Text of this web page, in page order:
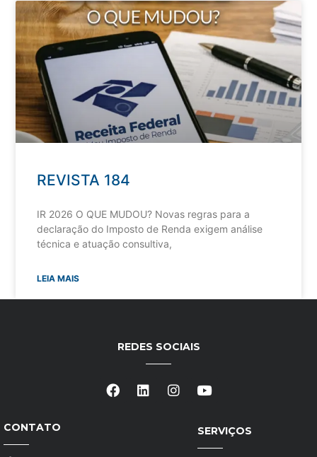
REVISTA 184
IR 2026 O QUE MUDOU? Novas regras para a
declaração do Imposto de Renda exigem análise
técnica e atuação consultiva,
LEIA MAIS
SERVIÇOS
CONTATO
REDES SOCIAIS